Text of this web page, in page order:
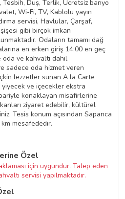
Tesbih, Duş, Terlik, Ücretsiz banyo
Wi-Fi, TV, Kablolu yayın
servisi, Havlular, Çarşaf,
gibi birçok imkan
Odaların tamamı dağ
en erken giriş 14:00 en geç
oda ve kahvaltı dahil
sadece oda hizmet veren
lezzetler sunan A la Carte
yiyecek ve içecekler ekstra
konaklayan misafirlerine
ziyaret edebilir, kültürel
Tesis konum açısından Sapanca
mesafededir.
Özel
için uygundur. Talep eden
servisi yapılmaktadır.